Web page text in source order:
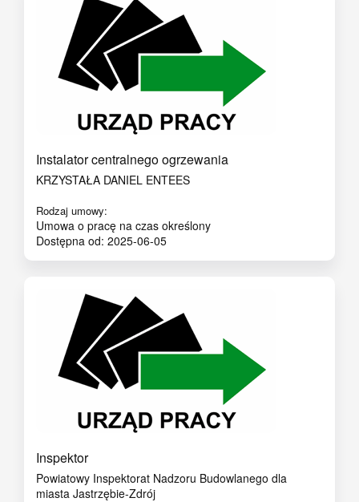
Instalator centralnego ogrzewania
KRZYSTAŁA DANIEL ENTEES
Rodzaj umowy:
Umowa o pracę na czas określony
Dostępna od: 2025-06-05
Inspektor
Powiatowy Inspektorat Nadzoru Budowlanego dla
miasta Jastrzębie-Zdrój